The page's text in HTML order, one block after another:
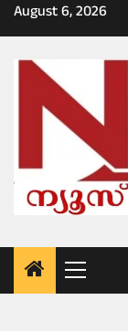
Skip
to
August 6, 2026
Primary
Menu